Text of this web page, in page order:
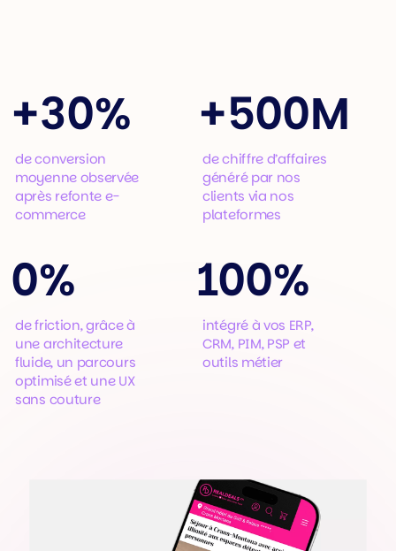
+30%
de conversion
moyenne observée
après refonte e-
commerce
+500M
de chiffre d’affaires
généré par nos
clients via nos
plateformes
0%
de friction, grâce à
une architecture
fluide, un parcours
optimisé et une UX
sans couture
100%
intégré à vos ERP,
CRM, PIM, PSP et
outils métier